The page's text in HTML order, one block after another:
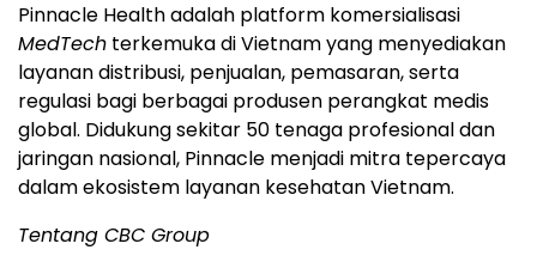
Pinnacle Health adalah platform komersialisasi
MedTech terkemuka di Vietnam yang menyediakan
layanan distribusi, penjualan, pemasaran, serta
regulasi bagi berbagai produsen perangkat medis
global. Didukung sekitar 50 tenaga profesional dan
jaringan nasional, Pinnacle menjadi mitra tepercaya
dalam ekosistem layanan kesehatan Vietnam.
Tentang CBC Group